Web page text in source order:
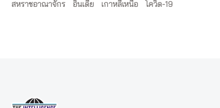
สหราชอาณาจักร
อินเดีย เกาหลีเหนือ โควิด-19